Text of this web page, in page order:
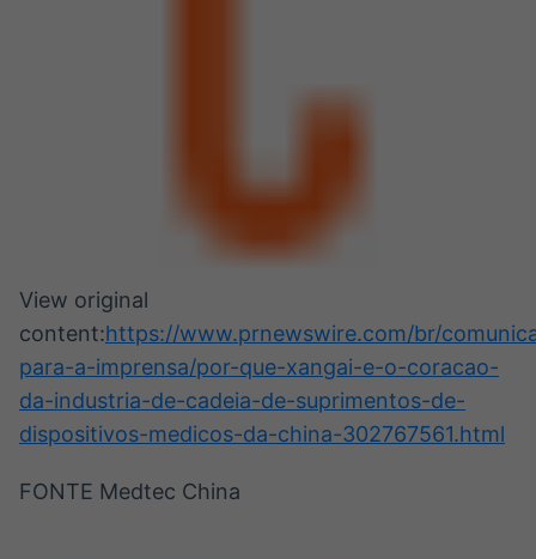
View original
content:https://www.prnewswire.com/br/
para-a-imprensa/por-que-xangai-e-o-coracao-
da-industria-de-cadeia-de-suprimentos-de-
dispositivos-medicos-da-china-302767561.html
FONTE Medtec China